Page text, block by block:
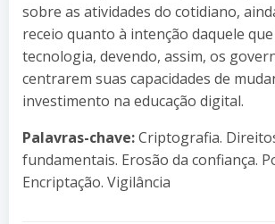
sobre as atividades do cotidiano,
receio quanto à intenção daquele
tecnologia, devendo, assim, os
centrarem suas capacidades de
investimento na educação digital.
Palavras-chave:Criptografia.
fundamentais. Erosão da confiança.
Encriptação. Vigilância